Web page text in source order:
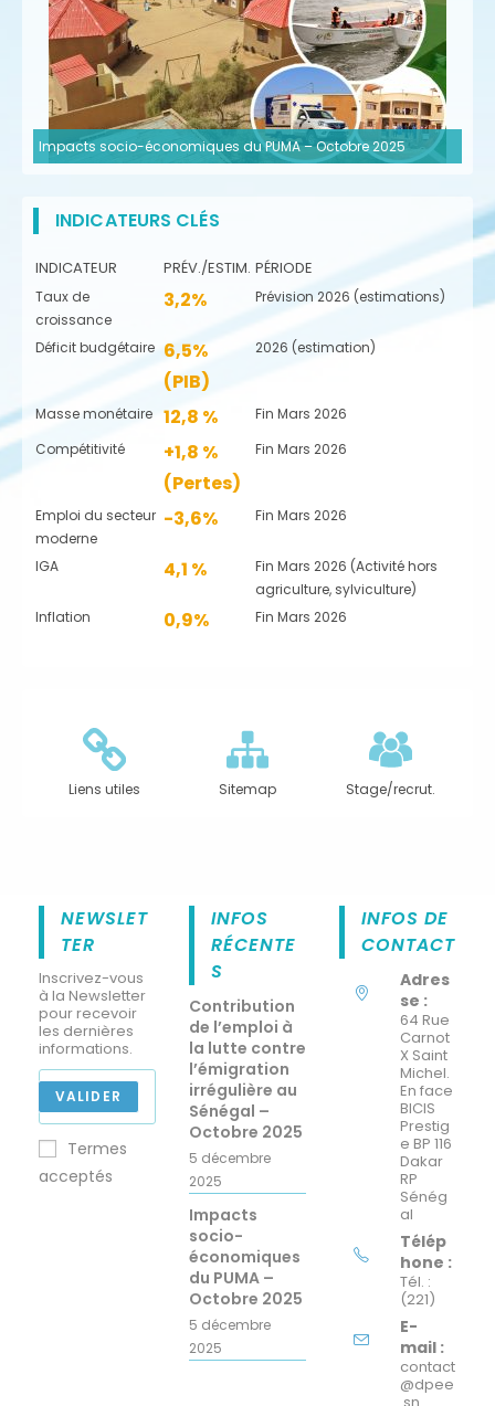
Impacts socio-économiques du PUMA – Octobre 2025
INDICATEURS CLÉS
INDICATEUR PRÉV./ESTIM. PÉRIODE
Taux de
croissance
3,2% Prévision 2026 (estimations)
Déficit budgétaire 6,5%
(PIB)
2026 (estimation)
Masse monétaire 12,8 %
Fin Mars 2026
Compétitivité
+1,8 %
(Pertes)
Fin Mars 2026
Emploi du secteur
moderne
-3,6% Fin Mars 2026
IGA 4,1 %
Fin Mars 2026 (Activité hors
agriculture, sylviculture)
Inflation
0,9% Fin Mars 2026
Liens utiles Sitemap Stage/recrut.
NEWSLET
TER
Inscrivez-vous
à la Newsletter
pour recevoir
les dernières
informations.
VALIDER
Termes
acceptés
INFOS
RÉCENTE
S
Contribution
de l’emploi à
la lutte contre
l’émigration
irrégulière au
Sénégal –
Octobre 2025
5 décembre
2025
Impacts
socio-
économiques
du PUMA –
Octobre 2025
5 décembre
2025
INFOS DE
CONTACT
Adres
se :
64 Rue
Carnot
X Saint
Michel.
En face
BICIS
Prestig
e BP 116
Dakar
RP
Sénég
al
Télép
hone :
Tél. :
(221)
E-
mail :
contact
@dpee